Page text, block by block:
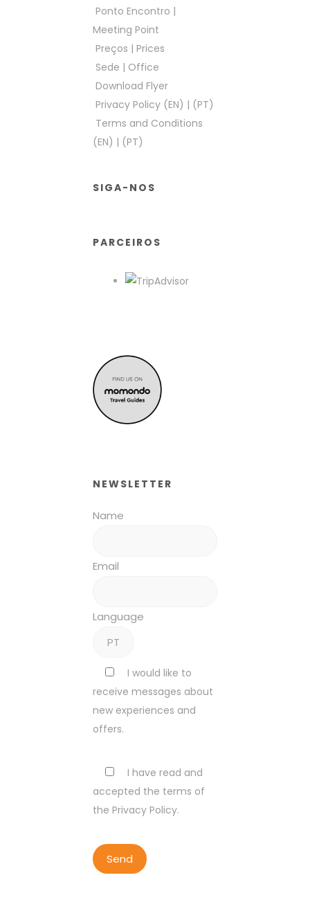
Ponto Encontro |
Meeting Point
Preços | Prices
Sede | Office
Download Flyer
Privacy Policy (EN) | (PT)
Terms and Conditions
(EN) | (PT)
SIGA-NOS
PARCEIROS
NEWSLETTER
Name
Email
Language
I would like to
receive messages about
new experiences and
offers.
I have read and
accepted the terms of
the Privacy Policy.